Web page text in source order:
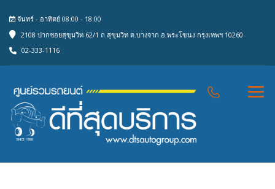
จันทร์ - อาทิตย์ 08:00 - 18:00
2108 ปากซอยสุขุมวิท 62/1 ถ.สุขุมวิท ต.บางจาก อ.พระโขนง กรุงเทพฯ 10260
02-333-1116